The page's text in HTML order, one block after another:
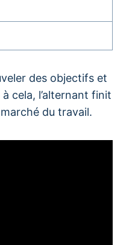
des objectifs et
cela, l’alternant finit
du travail.